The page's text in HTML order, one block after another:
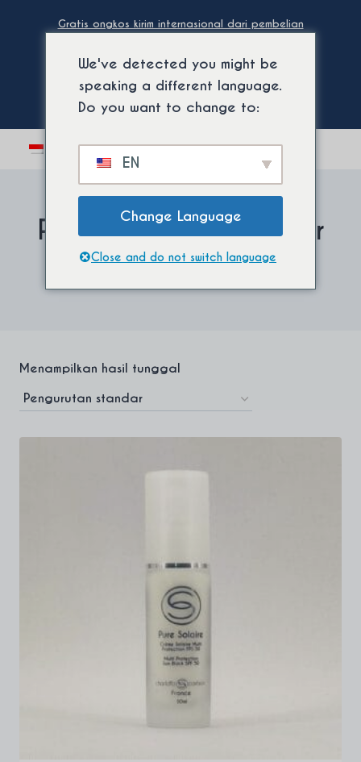
Gratis ongkos kirim internasional dari pembelian
Beralih
anak
Perlindungan dari sinar
matahari
Menampilkan hasil tunggal
We've detected you might be
speaking a different language.
Do you want to change to:
EN
Change Language
Close and do not switch language